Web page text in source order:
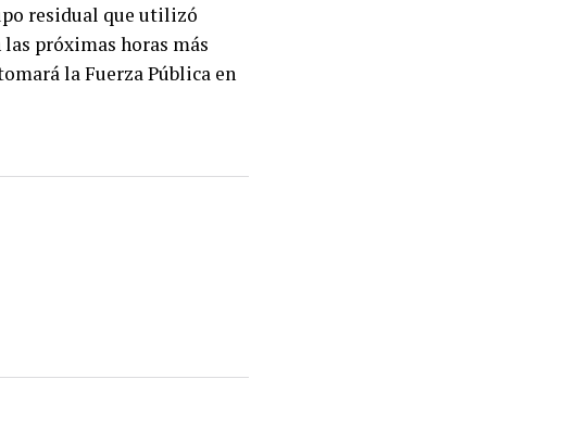
residual que utilizó
las próximas horas más
la Fuerza Pública en